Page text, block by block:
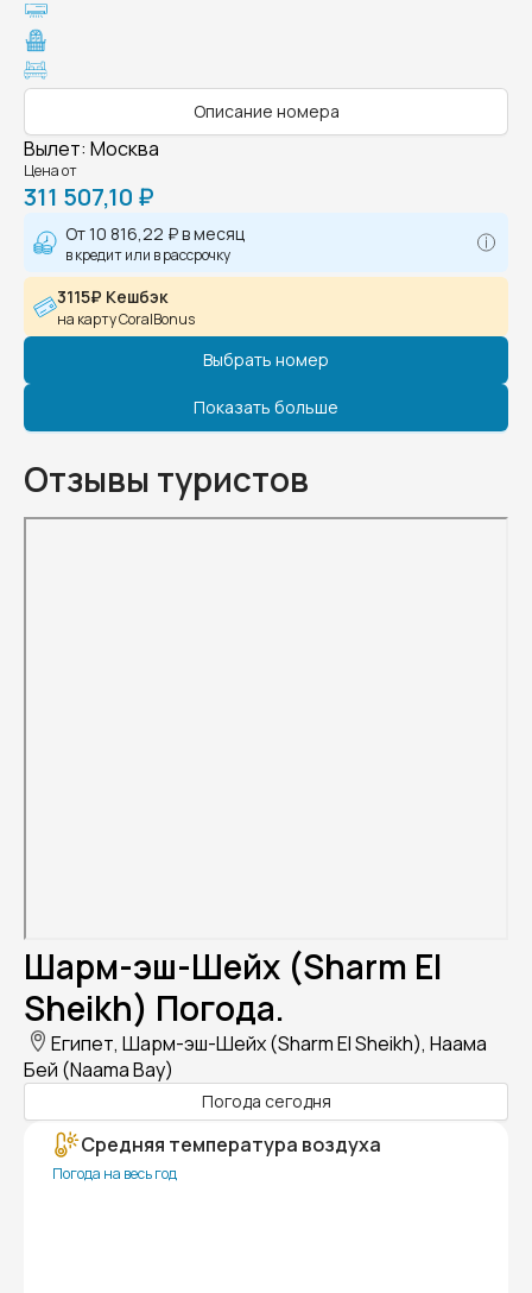
Описание номера
Вылет: Москва
Цена от
311 507,10 ₽
От10 816,22 ₽в месяц
в кредит или в рассрочку
3115₽ Кешбэк
на карту CoralBonus
Выбрать номер
Показать больше
Отзывы туристов
Шарм-эш-Шейх (Sharm El
Sheikh) Погода.
Египет, Шарм-эш-Шейх (Sharm El Sheikh), Наама
Бей (Naama Bay)
Погода сегодня
Средняя температура воздуха
Погода на весь год